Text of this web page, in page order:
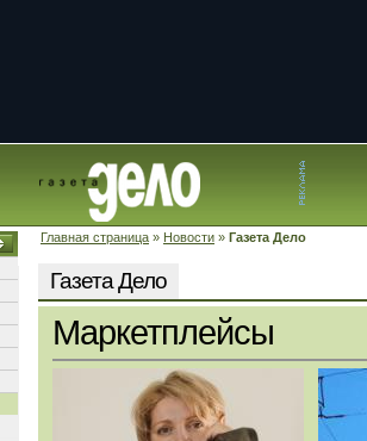
Главная страница » Новости » Газета Дело
Газета Дело
Маркетплейсы